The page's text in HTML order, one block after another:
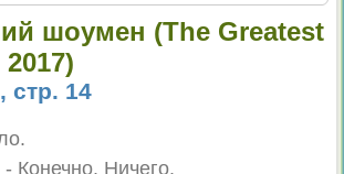
шоумен (The Greatest
стр. 14
- Конечно. Ничего.